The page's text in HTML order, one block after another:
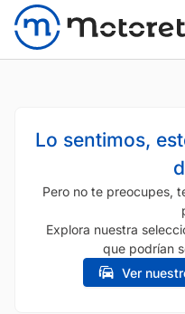
Lo sentimos,
Pero no te preocupes,
Explora nuestra
que podrían
Ver